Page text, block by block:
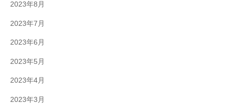
2023年8月
2023年7月
2023年6月
2023年5月
2023年4月
2023年3月